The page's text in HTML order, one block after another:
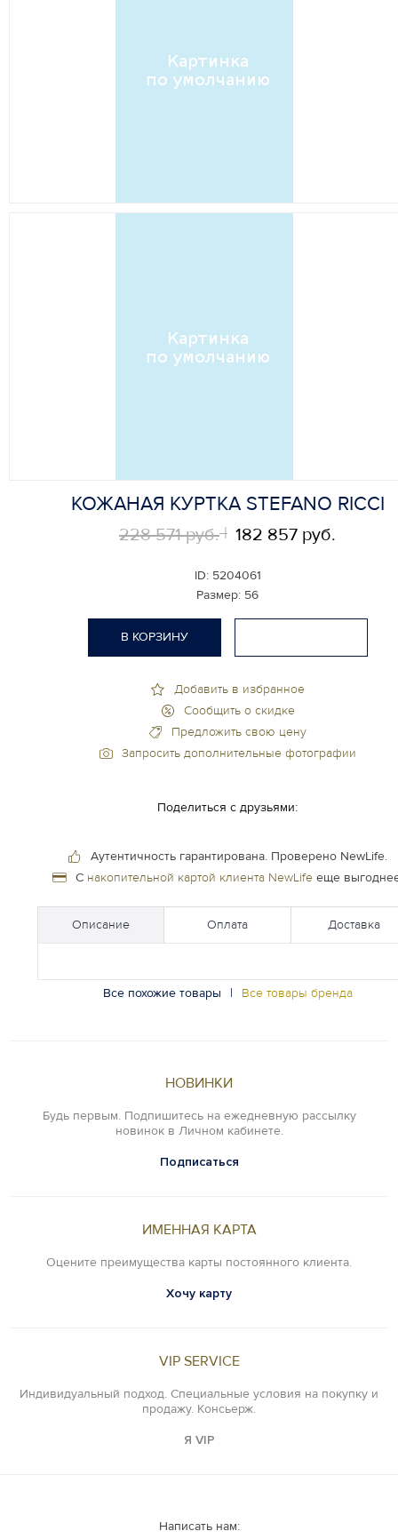
КОЖАНАЯ КУРТКА STEFANO RICCI
ID: 5204061
Размер: 56
228 571 руб. 182 857 руб.
Добавить в избранное
Сообщить о скидке
Предложить свою цену
Запросить дополнительные фотографии
В КОРЗИНУ
Поделиться с друзьями:
Аутентичность гарантирована. Проверено NewLife.
С накопительной картой клиента NewLifeеще
Описание Оплата Доставка
Все похожие товары | Все товары бренда
НОВИНКИ
Будь первым. Подпишитесь на ежедневную рассылку
новинок в Личном кабинете.
Подписаться
ИМЕННАЯ КАРТА
Оцените преимущества карты постоянного клиента.
Хочу карту
VIP SERVICE
Индивидуальный подход. Специальные условия на покупку и
продажу. Консьерж.
Я VIP
Написать нам: